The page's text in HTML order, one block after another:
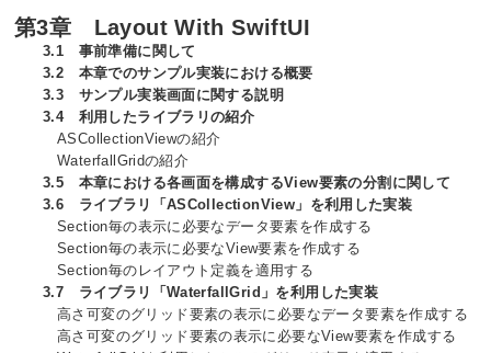
第3章 Layout With SwiftUI
3.1 事前準備に関して
3.2 本章でのサンプル実装における概要
3.3 サンプル実装画面に関する説明
3.4 利用したライブラリの紹介
ASCollectionViewの紹介
WaterfallGridの紹介
3.5 本章における各画面を構成するView要素の分割に関して
3.6 ライブラリ「ASCollectionView」を利用した実装
Section毎の表示に必要なデータ要素を作成する
Section毎の表示に必要なView要素を作成する
Section毎のレイアウト定義を適用する
3.7 ライブラリ「WaterfallGrid」を利用した実装
高さ可変のグリッド要素の表示に必要なデータ要素を作成する
高さ可変のグリッド要素の表示に必要なView要素を作成する